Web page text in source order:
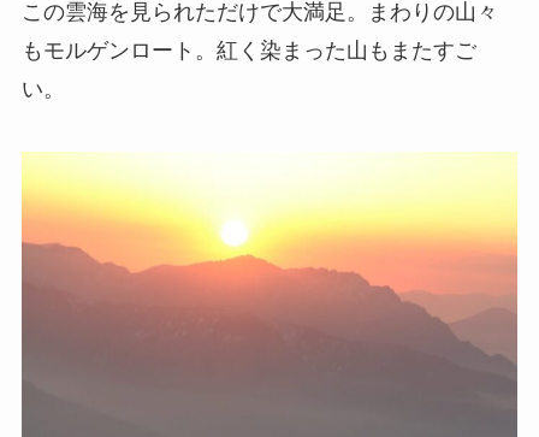
この雲海を見られただけで大満足。まわりの山々
もモルゲンロート。紅く染まった山もまたすご
い。